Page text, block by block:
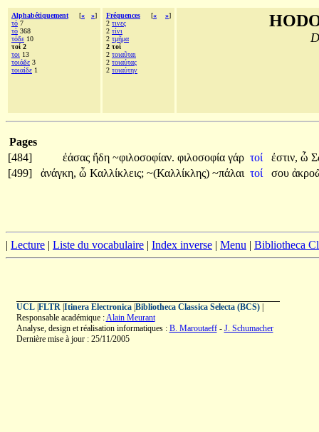
Alphabétiquement [« »]
τό 7
τὸ 368
τόδε 10
τοί 2
τοι 13
τοιάδε 3
τοιαίδε 1
Fréquences [« »]
2 τινες
2 τίνι
2 τμῆμα
2 τοί
2 τοιαῦται
2 τοιαύτας
2 τοιαύτην
Pages
[484]
ἐάσας ἤδη ~φιλοσοφίαν. φιλοσοφία γάρ τοί ἐστιν, ὦ
[499]
ἀνάγκη, ὦ Καλλίκλεις; ~(Καλλίκλης) ~πάλαι τοί σου
| Lecture | Liste du vocabulaire | Index inverse | Menu | Bibliotheca
UCL| FLTR| Itinera Electronica| Bibliotheca Classica Selecta (BCS)|
Responsable académique :Alain Meurant
Analyse, design et réalisation informatiques : B. Maroutaeff- J. Schumacher
Dernière mise à jour : 25/11/2005